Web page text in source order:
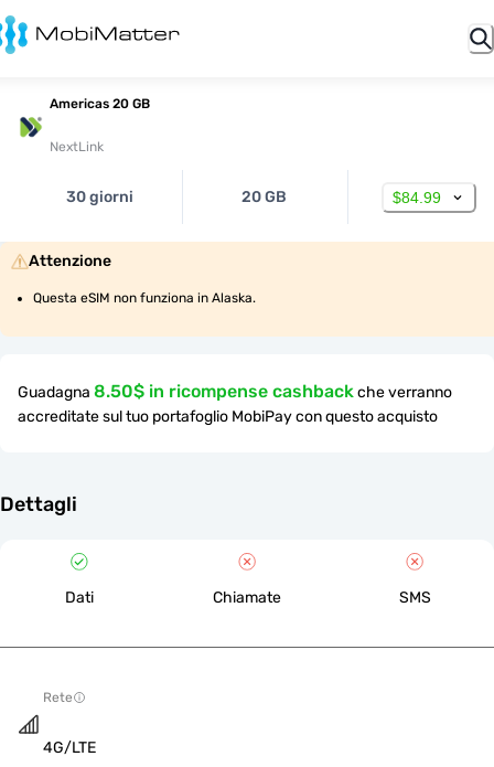
Americas 20 GB
NextLink
30 giorni 20 GB $84.99
Attenzione
Questa eSIM non funziona in Alaska.
Guadagna 8.50$ in ricompense cashbackche verranno
accreditate sul tuo portafoglio MobiPay con questo acquisto
Dettagli
Dati Chiamate SMS
Rete
4G/LTE